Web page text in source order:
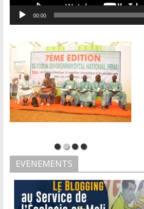
00:00
EVENEMENTS